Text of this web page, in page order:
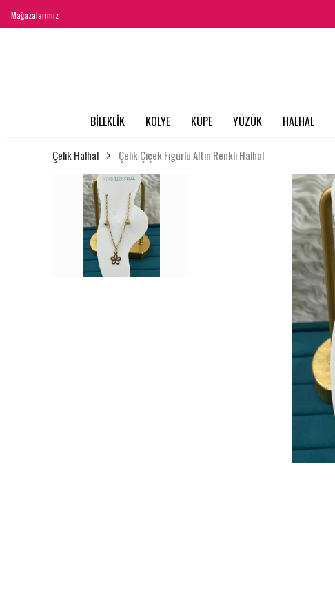
Mağazalarımız
BİLEKLİK KOLYE KÜPE YÜZÜK HALHAL
Çelik Halhal Çelik Çiçek Figürlü Altın Renkli Halhal